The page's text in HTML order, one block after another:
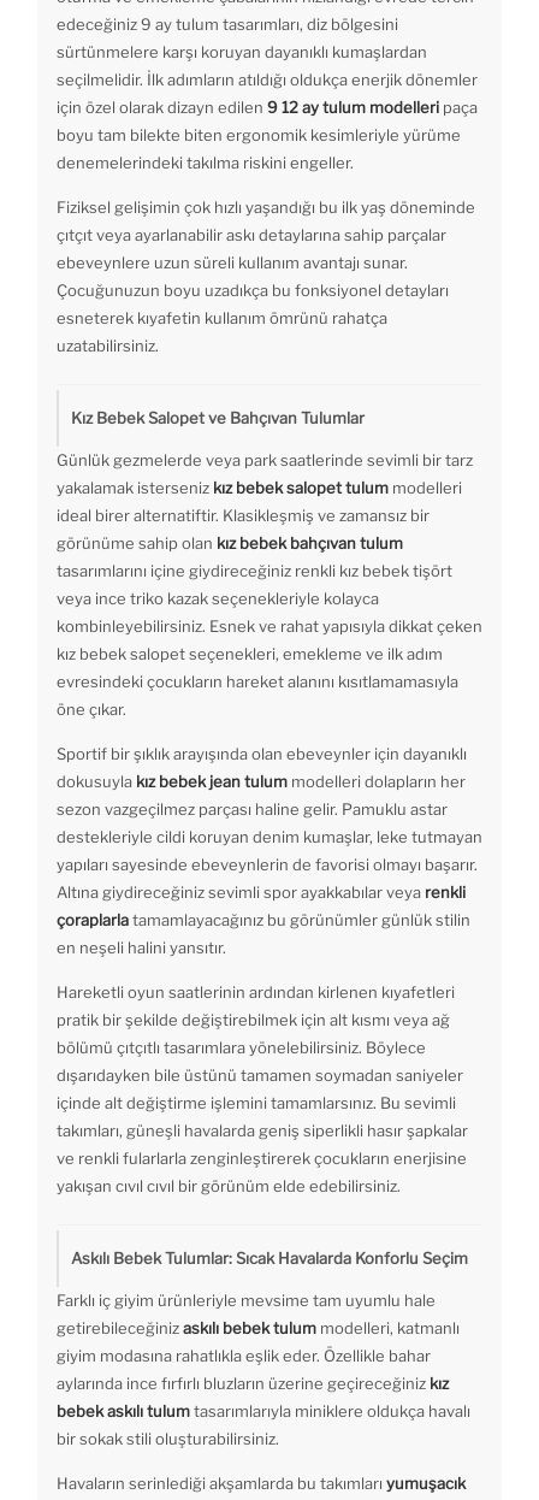
edeceğiniz 9 ay tulum tasarımları, diz bölgesini
sürtünmelere karşı koruyan dayanıklı kumaşlardan
seçilmelidir. İlk adımların atıldığı oldukça enerjik dönemler
için özel olarak dizayn edilen 9 12 ay tulum modelleri paça
boyu tam bilekte biten ergonomik kesimleriyle yürüme
denemelerindeki takılma riskini engeller.
Fiziksel gelişimin çok hızlı yaşandığı bu ilk yaş döneminde
çıtçıt veya ayarlanabilir askı detaylarına sahip parçalar
ebeveynlere uzun süreli kullanım avantajı sunar.
Çocuğunuzun boyu uzadıkça bu fonksiyonel detayları
esneterek kıyafetin kullanım ömrünü rahatça
uzatabilirsiniz.
Kız Bebek Salopet ve Bahçıvan Tulumlar
Günlük gezmelerde veya park saatlerinde sevimli bir tarz
yakalamak isterseniz kız bebek salopet tulum modelleri
ideal birer alternatiftir. Klasikleşmiş ve zamansız bir
görünüme sahip olan kız bebek bahçıvan tulum
tasarımlarını içine giydireceğiniz renkli kız bebek tişört
veya ince triko kazak seçenekleriyle kolayca
kombinleyebilirsiniz. Esnek ve rahat yapısıyla dikkat çeken
kız bebek salopet seçenekleri, emekleme ve ilk adım
evresindeki çocukların hareket alanını kısıtlamamasıyla
öne çıkar.
Sportif bir şıklık arayışında olan ebeveynler için dayanıklı
dokusuyla kız bebek jean tulum modelleri dolapların her
sezon vazgeçilmez parçası haline gelir. Pamuklu astar
destekleriyle cildi koruyan denim kumaşlar, leke tutmayan
yapıları sayesinde ebeveynlerin de favorisi olmayı başarır.
Altına giydireceğiniz sevimli spor ayakkabılar veya renkli
çoraplarlatamamlayacağınız bu görünümler günlük stilin
en neşeli halini yansıtır.
Hareketli oyun saatlerinin ardından kirlenen kıyafetleri
pratik bir şekilde değiştirebilmek için alt kısmı veya ağ
bölümü çıtçıtlı tasarımlara yönelebilirsiniz. Böylece
dışarıdayken bile üstünü tamamen soymadan saniyeler
içinde alt değiştirme işlemini tamamlarsınız. Bu sevimli
takımları, güneşli havalarda geniş siperlikli hasır şapkalar
ve renkli fularlarla zenginleştirerek çocukların enerjisine
yakışan cıvıl cıvıl bir görünüm elde edebilirsiniz.
Askılı Bebek Tulumlar: Sıcak Havalarda Konforlu Seçim
Farklı iç giyim ürünleriyle mevsime tam uyumlu hale
getirebileceğinizaskılı bebek tulum modelleri, katmanlı
giyim modasına rahatlıkla eşlik eder. Özellikle bahar
aylarında ince fırfırlı bluzların üzerine geçireceğiniz kız
bebek askılı tulumtasarımlarıyla miniklere oldukça havalı
bir sokak stili oluşturabilirsiniz.
Havaların serinlediği akşamlarda bu takımları yumuşacık